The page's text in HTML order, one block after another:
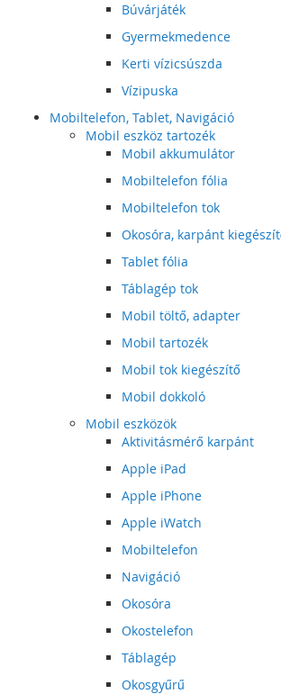
Búvárjáték
Gyermekmedence
Kerti vízicsúszda
Vízipuska
Mobiltelefon, Tablet, Navigáció
Mobil eszköz tartozék
Mobil akkumulátor
Mobiltelefon fólia
Mobiltelefon tok
Okosóra, karpánt
Tablet fólia
Táblagép tok
Mobil töltő, adapter
Mobil tartozék
Mobil tok kiegészítő
Mobil dokkoló
Mobil eszközök
Aktivitásmérő karpánt
Apple iPad
Apple iPhone
Apple iWatch
Mobiltelefon
Navigáció
Okosóra
Okostelefon
Táblagép
Okosgyűrű